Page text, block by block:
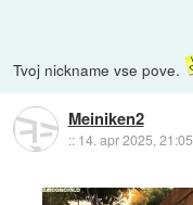
Tvoj nickname vse pove.
Meiniken2
:: 14. apr 2025, 21:05